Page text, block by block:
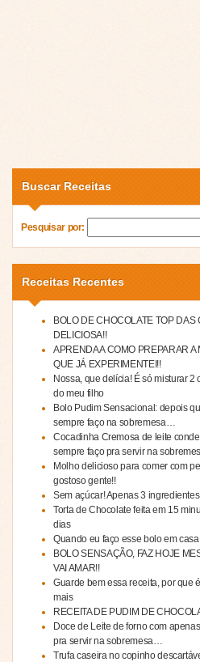
Buscar Receitas
Pesquisar por:
Receitas Recentes
BOLO DE CHOCOLATE TOP DAS
DELICIOSA!!
APRENDA A COMO PREPARAR
QUE JÁ EXPERIMENTEI!!
Nossa, que delícia! É só misturar
do meu filho
Bolo Pudim Sensacional: depois
sempre faço na sobremesa…
Cocadinha Cremosa de leite
sempre faço pra servir na
Molho delicioso para comer com
gostoso gente!!
Sem açúcar! Apenas 3
Torta de Chocolate feita em 15
dias
Quando eu faço esse bolo em
BOLO SENSAÇÃO, FAZ HOJE
VAI AMAR!!
Guarde bem essa receita, por que
mais
RECEITA DE PUDIM DE
Doce de Leite de forno com
pra servir na sobremesa…
Trufa caseira no copinho